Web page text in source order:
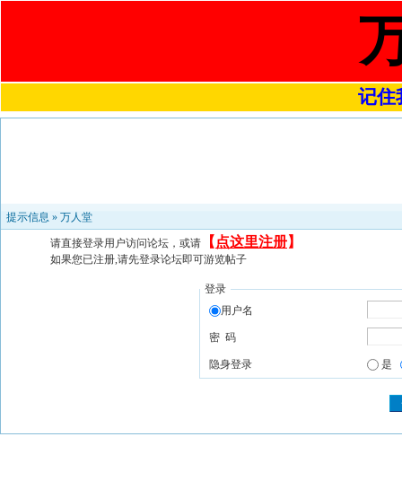
记住
提示信息 » 万人堂
请直接登录用户访问论坛，或请 【 点这里注册】
如果您已注册,请先登录论坛即可游览帖子
登录
用户名
密 码
隐身登录 是